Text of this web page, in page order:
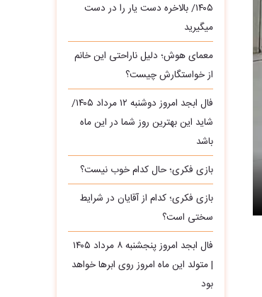
۱۴۰۵/ بالاخره دست یار را در دست
میگیرید
معمای هوش؛ دلیل ناراحتی این خانم
از خواستگارش چیست؟
فال ابجد امروز دوشنبه ۱۲ مرداد ۱۴۰۵/
شاید این بهترین روز شما در این ماه
باشد
بازی فکری؛ حال کدام خوب نیست؟
بازی فکری؛ کدام از آقایان در شرایط
سختی است؟
فال ابجد امروز پنجشنبه ۸ مرداد ۱۴۰۵
| متولد این ماه امروز روی ابرها خواهد
بود